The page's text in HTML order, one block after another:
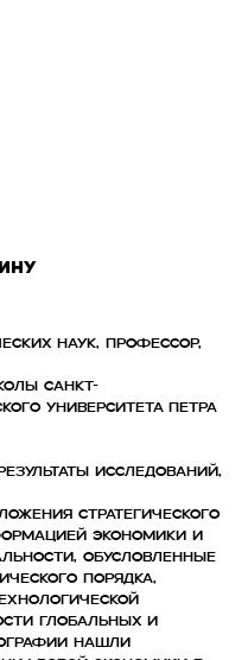
наук, профессор,
Санкт-
университета Петра
исследований,
стратегического
экономики и
обусловленные
порядка,
глобальных и
нашли